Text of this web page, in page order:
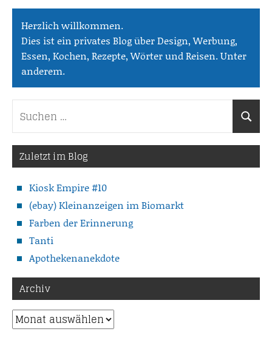
Herzlich willkommen.
Dies ist ein privates Blog über Design, Werbung,
Essen, Kochen, Rezepte, Wörter und Reisen. Unter
anderem.
Zuletzt im Blog
Kiosk Empire #10
(ebay) Kleinanzeigen im Biomarkt
Farben der Erinnerung
Tanti
Apothekenanekdote
Archiv
Archiv